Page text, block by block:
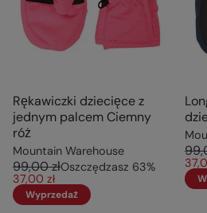
Rękawiczki dziecięce z
jednym palcem Ciemny
róż
Mountain Warehouse
99,00 złOszczędzasz 63%
37,00 zł
Wyprzedaż